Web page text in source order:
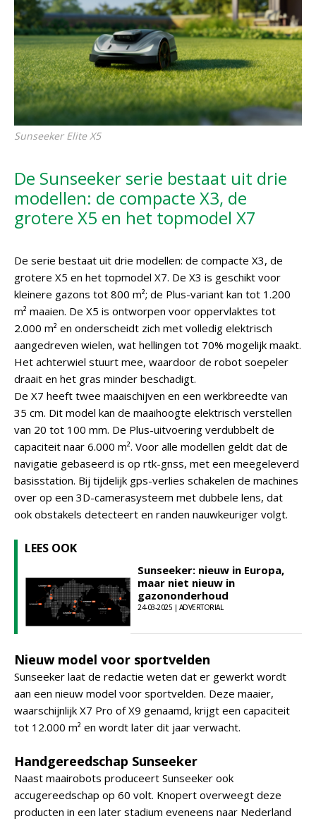
Sunseeker Elite X5
De Sunseeker serie bestaat uit drie
modellen: de compacte X3, de
grotere X5 en het topmodel X7
De serie bestaat uit drie modellen: de compacte X3, de
grotere X5 en het topmodel X7. De X3 is geschikt voor
kleinere gazons tot 800 m²; de Plus-variant kan tot 1.200
m² maaien. De X5 is ontworpen voor oppervlaktes tot
2.000 m² en onderscheidt zich met volledig elektrisch
aangedreven wielen, wat hellingen tot 70% mogelijk maakt.
Het achterwiel stuurt mee, waardoor de robot soepeler
draait en het gras minder beschadigt.
De X7 heeft twee maaischijven en een werkbreedte van
35 cm. Dit model kan de maaihoogte elektrisch verstellen
van 20 tot 100 mm. De Plus-uitvoering verdubbelt de
capaciteit naar 6.000 m². Voor alle modellen geldt dat de
navigatie gebaseerd is op rtk-gnss, met een meegeleverd
basisstation. Bij tijdelijk gps-verlies schakelen de machines
over op een 3D-camerasysteem met dubbele lens, dat
ook obstakels detecteert en randen nauwkeuriger volgt.
LEES OOK
Sunseeker: nieuw in Europa,
maar niet nieuw in
gazononderhoud
24-03-2025 | ADVERTORIAL
Nieuw model voor sportvelden
Sunseeker laat de redactie weten dat er gewerkt wordt
aan een nieuw model voor sportvelden. Deze maaier,
waarschijnlijk X7 Pro of X9 genaamd, krijgt een capaciteit
tot 12.000 m² en wordt later dit jaar verwacht.
Handgereedschap Sunseeker
Naast maairobots produceert Sunseeker ook
accugereedschap op 60 volt. Knopert overweegt deze
producten in een later stadium eveneens naar Nederland